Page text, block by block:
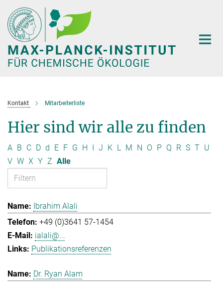
Hauptinhalt
Kontakt Mitarbeiterliste
Hier sind wir alle zu finden
A B C D d E F G H I J K L M N O P Q R S T U
V W X Y Z Alle
Ibrahim Alali
+49 (0)3641 57-1454
ialali@...
Publikationsreferenzen
Dr. Ryan Alam